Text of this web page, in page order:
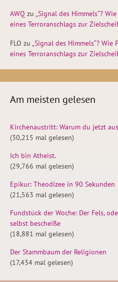
AWQ zu „Signal des Himmels“?
eines Terroranschlags zur
FLO zu „Signal des Himmels“?
eines Terroranschlags zur
Am meisten gelesen
Kirchenaustritt: Warum du jetzt
(30,215 mal gelesen)
Ich bin Atheist.
(29,766 mal gelesen)
Epikur: Theodizee in 90 Sekunden
(21,563 mal gelesen)
Fundstück der Woche: Der Fels,
selbst bescheiße
(18,881 mal gelesen)
Der Stammbaum der Religionen
(17,434 mal gelesen)